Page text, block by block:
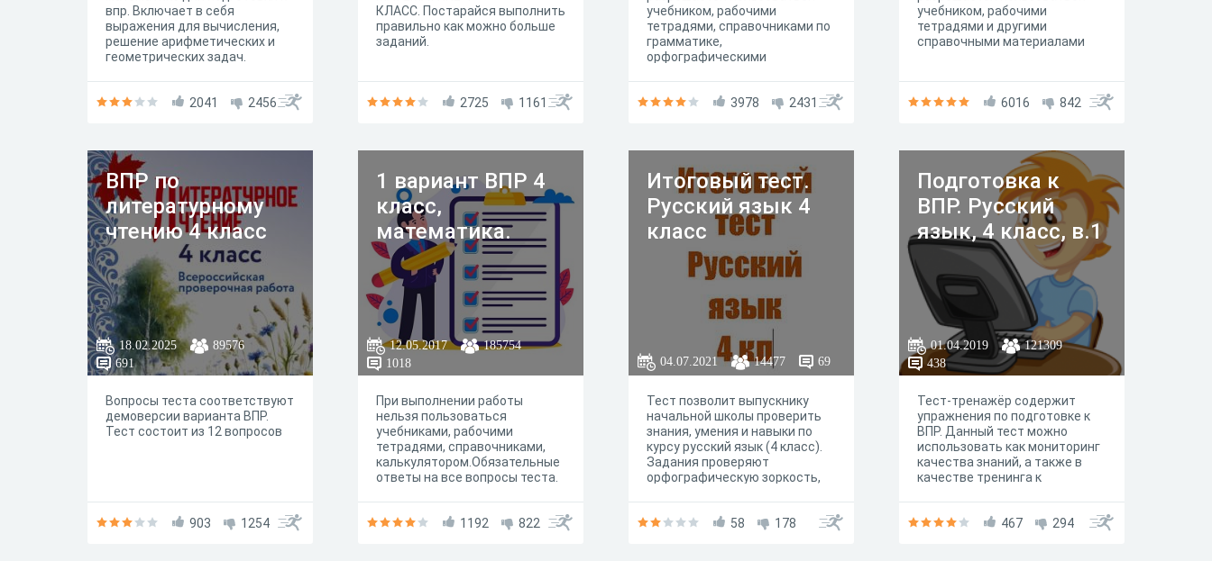
впр. Включает в себя
выражения для вычисления,
решение арифметических и
геометрических задач.
2041 2456
КЛАСС. Постарайся выполнить
правильно как можно больше
заданий.
2725 1161
учебником, рабочими
тетрадями, справочниками по
грамматике,
орфографическими
3978
2431
учебником, рабочими
тетрадями и другими
справочными материалами
6016 842
ВПР по
литературному
чтению 4 класс
18.02.2025
89576
691
Вопросы теста соответствуют
демоверсии варианта ВПР.
Тест состоит из 12 вопросов
903 1254
1 вариант ВПР 4
класс,
математика.
12.05.2017
185754
1018
При выполнении работы
нельзя пользоваться
учебниками, рабочими
тетрадями, справочниками,
калькулятором.Обязательные
ответы на все вопросы теста.
1192 822
Итоговый тест.
Русский язык 4
класс
04.07.2021 14477 69
Тест позволит выпускнику
начальной школы проверить
знания, умения и навыки по
курсу русский язык (4 класс).
Задания проверяют
орфографическую зоркость,
проводить проверку
58 178
Подготовка к
ВПР. Русский
язык, 4 класс, в.1
01.04.2019
121309
438
Тест-тренажёр содержит
упражнения по подготовке к
ВПР. Данный тест можно
использовать как мониторинг
качества знаний, а также в
качестве тренинга к
позволяют выявить уровень
467 294